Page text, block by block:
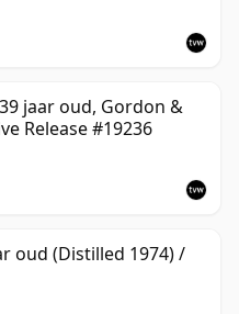
jaar oud, Gordon &
Release #19236
oud (Distilled 1974) /